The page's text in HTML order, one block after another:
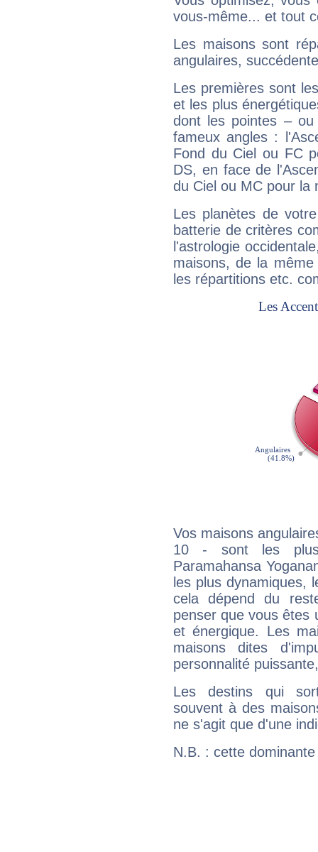
vous-même... et tout
Les maisons sont
angulaires,
Les premières sont
et les plus
dont les pointes –
fameux angles :
Fond du Ciel ou FC
DS, en face de
du Ciel ou MC pour la
Les planètes de
batterie de critères
l'astrologie
maisons, de la
les répartitions etc.
Vos maisons
10 - sont les plus
Paramahansa
les plus dynamiques,
cela dépend du
penser que vous êtes
et énergique. Les
maisons dites
personnalité
Les destins qui
souvent à des
ne s'agit que d'une
N.B. : cette